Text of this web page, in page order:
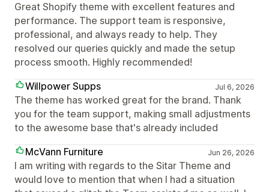
Great Shopify theme with excellent features and
performance. The support team is responsive,
professional, and always ready to help. They
resolved our queries quickly and made the setup
process smooth. Highly recommended!
Willpower Supps
Jul 6, 2026
The theme has worked great for the brand. Thank
you for the team support, making small adjustments
to the awesome base that's already included
McVann Furniture
Jun 26, 2026
I am writing with regards to the Sitar Theme and
would love to mention that when I had a situation